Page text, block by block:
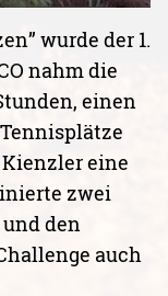
wurde der 1.
nahm die
einen
eine
zwei
den
auch